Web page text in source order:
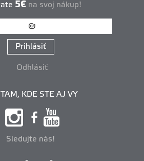
5€ na svoj nákup!
Prihlásiť
Odhlásiť
KDE STE AJ VY
Sledujte nás!